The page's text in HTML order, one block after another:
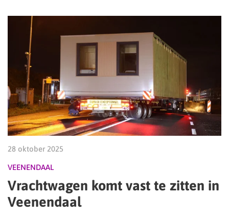
28 oktober 2025
VEENENDAAL
Vrachtwagen komt vast te zitten in
Veenendaal